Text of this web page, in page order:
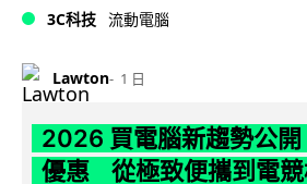
3C科技 流動電腦
Lawton 1 日
2026 買電腦新趨勢公開
優惠 從極致便攜到電競